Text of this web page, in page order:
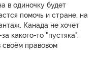
в одиночку будет
помочь и стране, на
Канада не хочет
какого-то "пустяка".
правовом